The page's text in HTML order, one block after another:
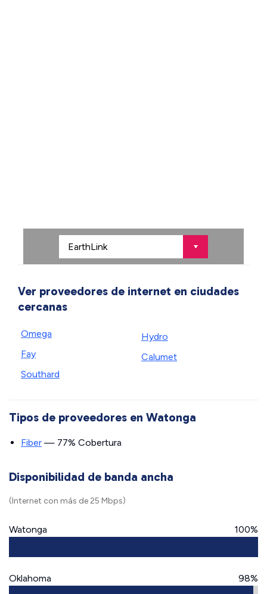
Ver proveedores de internet en ciudades
cercanas
Omega
Fay
Southard
Hydro
Calumet
Tipos de proveedores en Watonga
Fiber — 77% Cobertura
Disponibilidad de banda ancha
(Internet con más de 25 Mbps)
Watonga 100%
Oklahoma 98%